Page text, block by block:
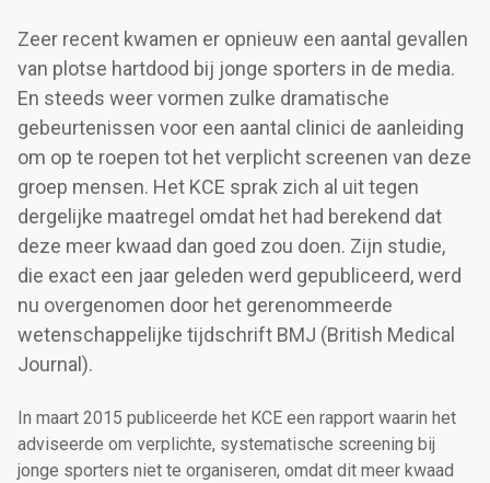
Zeer recent kwamen er opnieuw een aantal gevallen
van plotse hartdood bij jonge sporters in de media.
En steeds weer vormen zulke dramatische
gebeurtenissen voor een aantal clinici de aanleiding
om op te roepen tot het verplicht screenen van deze
groep mensen. Het KCE sprak zich al uit tegen
dergelijke maatregel omdat het had berekend dat
deze meer kwaad dan goed zou doen. Zijn studie,
die exact een jaar geleden werd gepubliceerd, werd
nu overgenomen door het gerenommeerde
wetenschappelijke tijdschrift BMJ (British Medical
Journal).
In maart 2015 publiceerde het KCE een rapport waarin het
adviseerde om verplichte, systematische screening bij
jonge sporters niet te organiseren, omdat dit meer kwaad